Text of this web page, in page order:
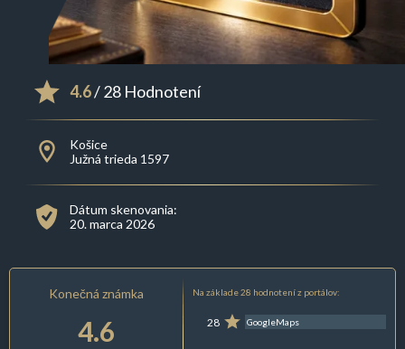
4.6/ 28 Hodnotení
Košice
Južná trieda 1597
Dátum skenovania:
20. marca 2026
Konečná známka
4.6
Na základe 28 hodnotení z portálov:
28 GoogleMaps